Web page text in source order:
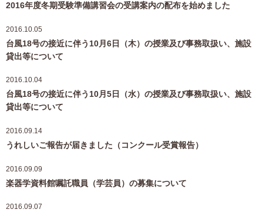
2016年度冬期受験準備講習会の受講案内の配布を始めました
2016.10.05
台風18号の接近に伴う10月6日（木）の授業及び事務取扱い、施設
貸出等について
2016.10.04
台風18号の接近に伴う10月5日（水）の授業及び事務取扱い、施設
貸出等について
2016.09.14
うれしいご報告が届きました（コンクール受賞報告）
2016.09.09
楽器学資料館嘱託職員（学芸員）の募集について
2016.09.07